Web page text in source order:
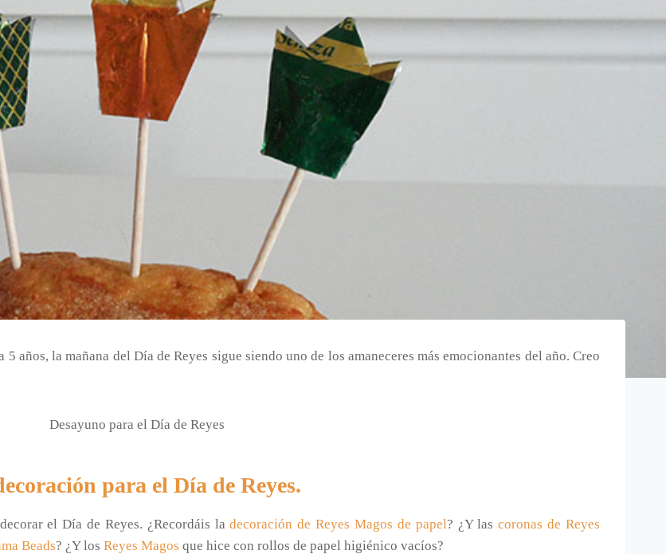
años, la mañana del Día de Reyes sigue siendo uno de los amaneceres más emocionantes del año. Creo
para el Día de Reyes.
el Día de Reyes. ¿Recordáis ladecoración de Reyes Magos de papel? ¿Y lascoronas de Reyes
Beads? ¿Y los Reyes Magos que hice con rollos de papel higiénico vacíos?